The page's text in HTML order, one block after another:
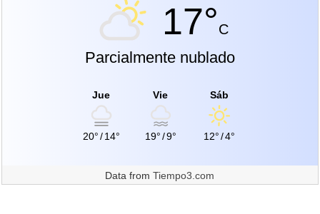
17°C
Parcialmente nublado
Jue
20°/14°
Vie
19°/9°
Sáb
12°/4°
Data fromTiempo3.com